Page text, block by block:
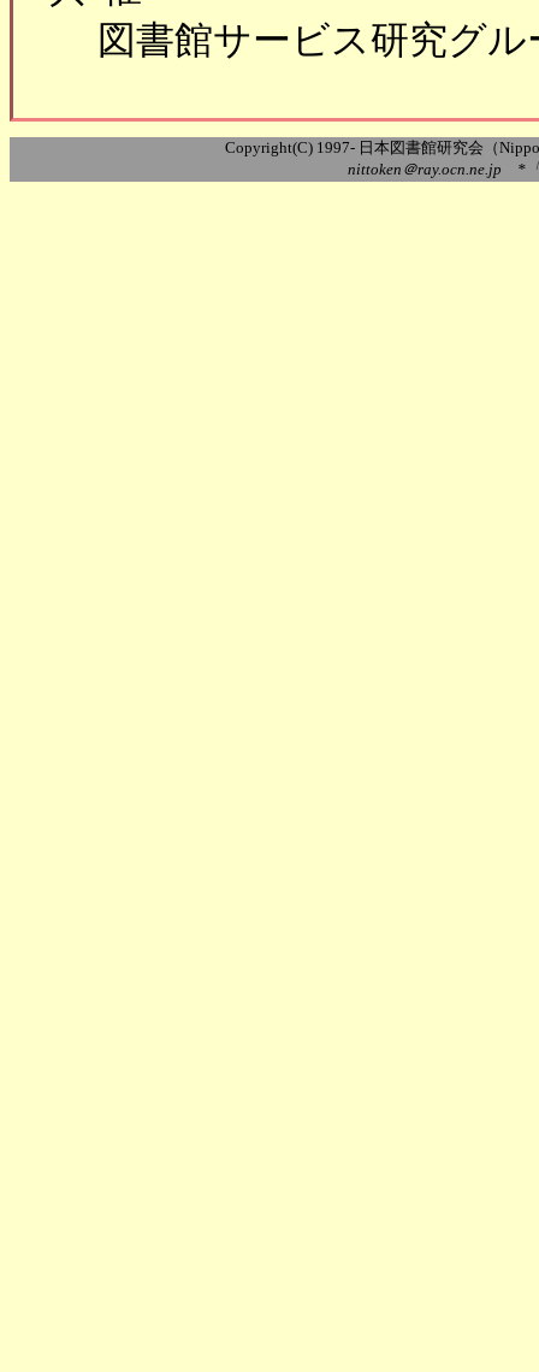
図書館サービス研究グル
Copyright(C) 1997- 日本図書館研究会（
nittoken＠ray.ocn.ne.jp *